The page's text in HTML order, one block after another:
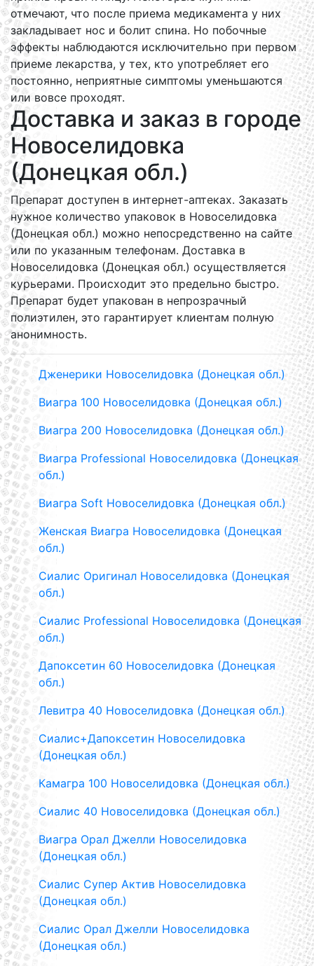
отмечают, что после приема медикамента у них
закладывает нос и болит спина. Но побочные
эффекты наблюдаются исключительно при первом
приеме лекарства, у тех, кто употребляет его
постоянно, неприятные симптомы уменьшаются
или вовсе проходят.
Доставка и заказ в городе
Новоселидовка
(Донецкая обл.)
Препарат доступен в интернет-аптеках. Заказать
нужное количество упаковок в Новоселидовка
(Донецкая обл.) можно непосредственно на сайте
или по указанным телефонам. Доставка в
Новоселидовка (Донецкая обл.) осуществляется
курьерами. Происходит это предельно быстро.
Препарат будет упакован в непрозрачный
полиэтилен, это гарантирует клиентам полную
анонимность.
Дженерики Новоселидовка (Донецкая обл.)
Виагра 100 Новоселидовка (Донецкая обл.)
Виагра 200 Новоселидовка (Донецкая обл.)
Виагра Professional Новоселидовка (Донецкая
обл.)
Виагра Soft Новоселидовка (Донецкая обл.)
Женская Виагра Новоселидовка (Донецкая
обл.)
Сиалис Оригинал Новоселидовка (Донецкая
обл.)
Сиалис Professional Новоселидовка (Донецкая
обл.)
Дапоксетин 60 Новоселидовка (Донецкая
обл.)
Левитра 40 Новоселидовка (Донецкая обл.)
Сиалис+Дапоксетин Новоселидовка
(Донецкая обл.)
Камагра 100 Новоселидовка (Донецкая обл.)
Сиалис 40 Новоселидовка (Донецкая обл.)
Виагра Орал Джелли Новоселидовка
(Донецкая обл.)
Сиалис Супер Актив Новоселидовка
(Донецкая обл.)
Сиалис Орал Джелли Новоселидовка
(Донецкая обл.)